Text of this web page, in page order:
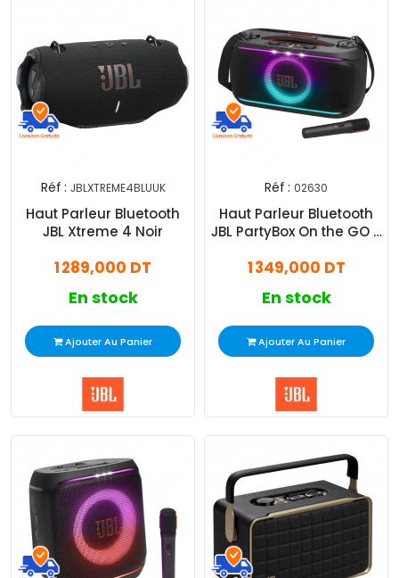
Réf : JBLXTREME4BLUUK
Haut Parleur Bluetooth
JBL Xtreme 4 Noir
1 289,000 DT
En stock
Ajouter Au Panier
Réf : 02630
Haut Parleur Bluetooth
JBL PartyBox On the GO 2
1 349,000 DT
En stock
Ajouter Au Panier